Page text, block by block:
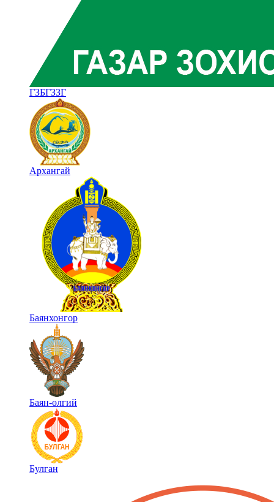
ГЗБГЗЗГ
Архангай
Баянхонгор
Баян-өлгий
Булган